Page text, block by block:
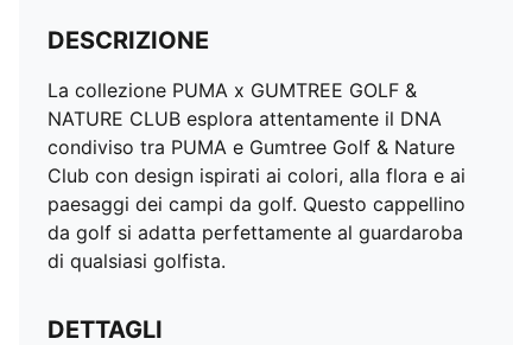
DESCRIZIONE
La collezione PUMA x GUMTREE GOLF &
NATURE CLUB esplora attentamente il DNA
condiviso tra PUMA e Gumtree Golf & Nature
Club con design ispirati ai colori, alla flora e ai
paesaggi dei campi da golf. Questo cappellino
da golf si adatta perfettamente al guardaroba
di qualsiasi golfista.
DETTAGLI